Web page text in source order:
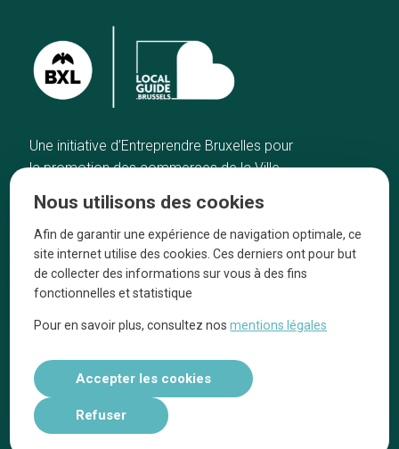
Une initiative d’Entreprendre Bruxelles pour
la promotion des commerces de la Ville
Accueil
Bonnes adresses
Quartiers
Blog
Tops 10
Artisans
A propos
On parle de nous
Nous utilisons des cookies
Afin de garantir une expérience de navigation optimale, ce
site internet utilise des cookies. Ces derniers ont pour but
de collecter des informations sur vous à des fins
fonctionnelles et statistique
Pour en savoir plus, consultez nosmentions légales
Accepter les cookies
Refuser